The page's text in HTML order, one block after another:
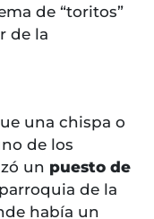
de “toritos”
de la
una chispa o
de los
un puesto de
de la
había un